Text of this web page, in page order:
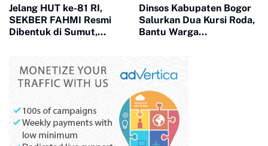
Jelang HUT ke-81 RI,
SEKBER FAHMI Resmi
Dibentuk di Sumut,
Dinsos Kabupaten Bogor
Salurkan Dua Kursi Roda,
Bantu Warga